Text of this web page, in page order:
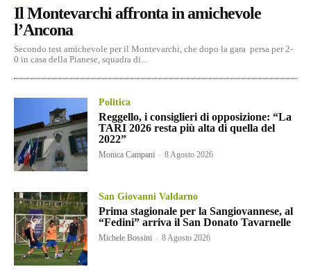
Il Montevarchi affronta in amichevole
l’Ancona
Secondo test amichevole per il Montevarchi, che dopo la gara persa per 2-
0 in casa della Pianese, squadra di...
Politica
Reggello, i consiglieri di opposizione: “La
TARI 2026 resta più alta di quella del
2022”
Monica Campani - 8 Agosto 2026
San Giovanni Valdarno
Prima stagionale per la Sangiovannese, al
“Fedini” arriva il San Donato Tavarnelle
Michele Bossini - 8 Agosto 2026